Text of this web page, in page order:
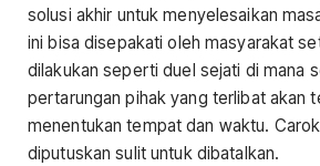
solusi akhir untuk menyelesaikan
ini bisa disepakati oleh masyarakat
dilakukan seperti duel sejati di mana
pertarungan pihak yang terlibat akan
menentukan tempat dan waktu.
diputuskan sulit untuk dibatalkan.